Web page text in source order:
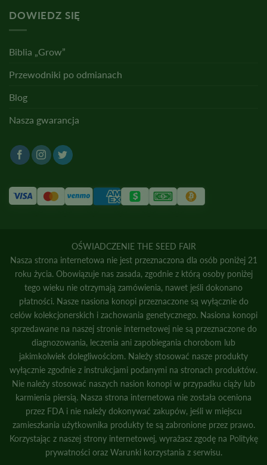
DOWIEDZ SIĘ
Biblia „Grow”
Przewodniki po odmianach
Blog
Nasza gwarancja
OŚWIADCZENIE THE SEED FAIR
Nasza strona internetowa nie jest przeznaczona dla osób poniżej 21
roku życia. Obowiązuje nas zasada, zgodnie z którą osoby poniżej
tego wieku nie otrzymają zamówienia, nawet jeśli dokonano
płatności. Nasze nasiona konopi przeznaczone są wyłącznie do
celów kolekcjonerskich i zachowania genetycznego. Nasiona konopi
sprzedawane na naszej stronie internetowej nie są przeznaczone do
diagnozowania, leczenia ani zapobiegania chorobom lub
jakimkolwiek dolegliwościom. Należy stosować nasze produkty
wyłącznie zgodnie z instrukcjami podanymi na stronach produktów.
Nie należy stosować naszych nasion konopi w przypadku ciąży lub
karmienia piersią. Nasza strona internetowa nie została oceniona
przez FDA i nie należy dokonywać zakupów, jeśli w miejscu
zamieszkania użytkownika produkty te są zabronione przez prawo.
Korzystając z naszej strony internetowej, wyrażasz zgodę na Politykę
prywatnościoraz Warunki korzystania z serwisu.